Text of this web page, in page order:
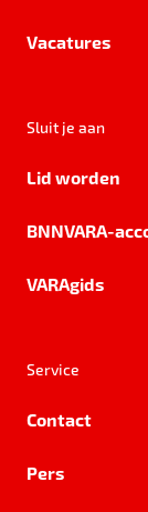
Vacatures
Sluit je aan
Lid worden
BNNVARA-
VARAgids
Service
Contact
Pers